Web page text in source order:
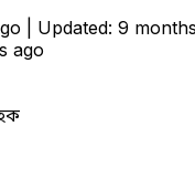
| Updated: 9
ago